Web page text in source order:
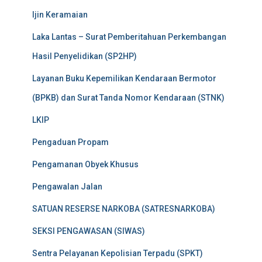
Ijin Keramaian
Laka Lantas – Surat Pemberitahuan Perkembangan
Hasil Penyelidikan (SP2HP)
Layanan Buku Kepemilikan Kendaraan Bermotor
(BPKB) dan Surat Tanda Nomor Kendaraan (STNK)
LKIP
Pengaduan Propam
Pengamanan Obyek Khusus
Pengawalan Jalan
SATUAN RESERSE NARKOBA (SATRESNARKOBA)
SEKSI PENGAWASAN (SIWAS)
Sentra Pelayanan Kepolisian Terpadu (SPKT)